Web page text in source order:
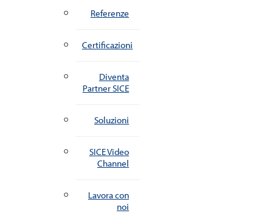
Referenze
Certificazioni
Diventa
Partner SICE
Soluzioni
SICE Video
Channel
Lavora con
noi